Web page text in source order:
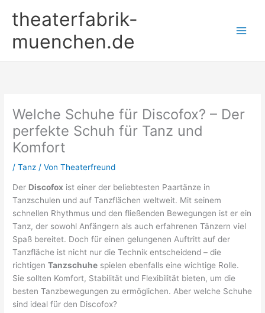
Inhalttheaterfabrik-
muenchen.de
Welche Schuhe für Discofox? – Der
perfekte Schuh für Tanz und
Komfort
/Tanz / VonTheaterfreund
Der Discofox ist einer der beliebtesten Paartänze in
Tanzschulen und auf Tanzflächen weltweit. Mit seinem
schnellen Rhythmus und den fließenden Bewegungen ist er ein
Tanz, der sowohl Anfängern als auch erfahrenen Tänzern viel
Spaß bereitet. Doch für einen gelungenen Auftritt auf der
Tanzfläche ist nicht nur die Technik entscheidend – die
richtigenTanzschuhe spielen ebenfalls eine wichtige Rolle.
Sie sollten Komfort, Stabilität und Flexibilität bieten, um die
besten Tanzbewegungen zu ermöglichen. Aber welche Schuhe
sind ideal für den Discofox?